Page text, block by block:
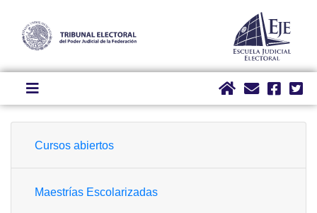
Cursos abiertos
Maestrías Escolarizadas